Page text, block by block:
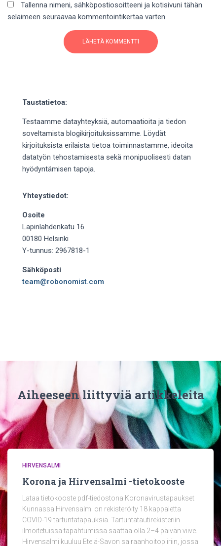
Tallenna nimeni, sähköpostiosoitteeni ja kotisivuni tähän
selaimeen seuraavaa kommentointikertaa varten.
Taustatietoa:
Testaamme datayhteyksiä, automaatioita ja tiedon
soveltamista blogikirjoituksissamme. Löydät
kirjoituksista erilaista tietoa toiminnastamme, ideoita
datatyön tehostamisesta sekä monipuolisesti datan
hyödyntämisen tapoja.
Yhteystiedot:
Osoite
Lapinlahdenkatu 16
00180 Helsinki
Y-tunnus: 2967818-1
Sähköposti
team@robonomist.com
Aiheeseen liittyviä artikkeleita
HIRVENSALMI
Korona ja Hirvensalmi -tietokooste
Lataa tietokooste pdf-tiedostona Koronavirustapaukset
Kunnassa Hirvensalmi on rekisteröity 18 kappaletta
COVID-19 tartuntatapauksia. Tartuntatautirekisteriin
ilmoitetuissa tapahtumissa saattaa olla 2–4 päivän viive.
Hirvensalmi kuuluu Etelä-Savon sairaanhoitopiiriin, jossa